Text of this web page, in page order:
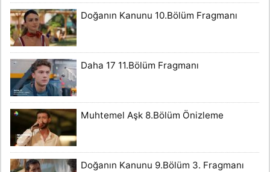
Doğanın Kanunu 10.Bölüm Fragmanı
Daha 17 11.Bölüm Fragmanı
Muhtemel Aşk 8.Bölüm Önizleme
Doğanın Kanunu 9.Bölüm 3. Fragmanı